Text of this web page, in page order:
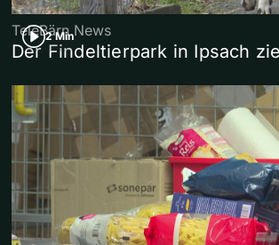
2 Min
TeleBärn News
Der Findeltierpark in Ipsach